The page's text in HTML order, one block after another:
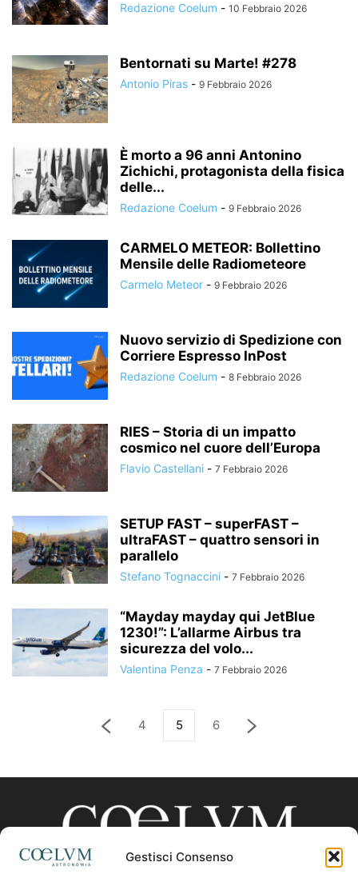
Gestisci Consenso
Redazione Coelum - 10 Febbraio 2026
Bentornati su Marte! #278
Antonio Piras - 9 Febbraio 2026
È morto a 96 anni Antonino
Zichichi, protagonista della fisica
delle...
Redazione Coelum - 9 Febbraio 2026
CARMELO METEOR: Bollettino
Mensile delle Radiometeore
Carmelo Meteor - 9 Febbraio 2026
Nuovo servizio di Spedizione con
Corriere Espresso InPost
Redazione Coelum - 8 Febbraio 2026
RIES – Storia di un impatto
cosmico nel cuore dell’Europa
Flavio Castellani - 7 Febbraio 2026
SETUP FAST – superFAST –
ultraFAST – quattro sensori in
parallelo
Stefano Tognaccini - 7 Febbraio 2026
“Mayday mayday qui JetBlue
1230!”: L’allarme Airbus tra
sicurezza del volo...
Valentina Penza - 7 Febbraio 2026
4 5 6